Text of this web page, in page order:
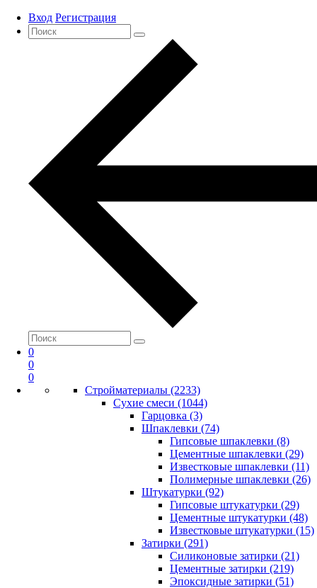
Вход Регистрация
0
0
0
Стройматериалы (2233)
Сухие смеси (1044)
Гарцовка (3)
Шпаклевки (74)
Гипсовые шпаклевки (8)
Цементные шпаклевки (29)
Известковые шпаклевки (11)
Полимерные шпаклевки (26)
Штукатурки (92)
Гипсовые штукатурки (29)
Цементные штукатурки (48)
Известковые штукатурки (15)
Затирки (291)
Силиконовые затирки (21)
Цементные затирки (219)
Эпоксидные затирки (51)